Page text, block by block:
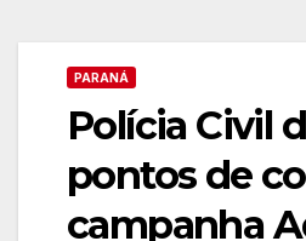
PARANÁ
Polícia Civil
pontos de
campanha